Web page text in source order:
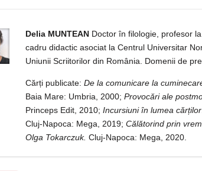
Delia MUNTEAN Doctor în filologie, profesor
cadru didactic asociat la Centrul Universitar
Uniunii Scriitorilor din România. Domenii de
Cărți publicate:De la comunicare la
Baia Mare: Umbria, 2000;Provocări ale
Princeps Edit, 2010;Incursiuni în lumea cărților
Cluj-Napoca: Mega, 2019;Călătorind prin
Olga Tokarczuk. Cluj-Napoca: Mega, 2020.